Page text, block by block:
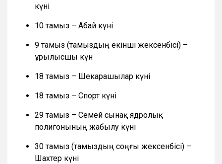
күні
10 тамыз – Абай күні
9 тамыз (тамыздың екінші жексенбісі) –
Құрылысшы күн
18 тамыз – Шекарашылар күні
18 тамыз – Спорт күні
29 тамыз – Семей сынақ ядролық
полигонының жабылу күні
30 тамыз (тамыздың соңғы жексенбісі) –
Шахтер күні